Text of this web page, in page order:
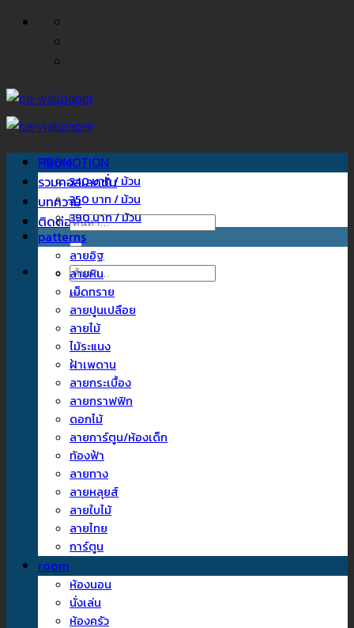
ข้าม
Home
รวมคอลเลคชั่น
บทความ
ติดต่อเรา
ค้นหา:
ค้นหา:
PROMOTION
340 บาท / ม้วน
350 บาท / ม้วน
390 บาท / ม้วน
patterns
ลายอิฐ
ลายหิน
เม็ดทราย
ลายปูนเปลือย
ลายไม้
ไม้ระแนง
ฝ้าเพดาน
ลายกระเบื้อง
ลายกราฟฟิก
ดอกไม้
ลายการ์ตูน/ห้องเด็ก
ท้องฟ้า
ลายทาง
ลายหลุยส์
ลายใบไม้
ลายไทย
การ์ตูน
room
ห้องนอน
นั่งเล่น
ห้องครัว